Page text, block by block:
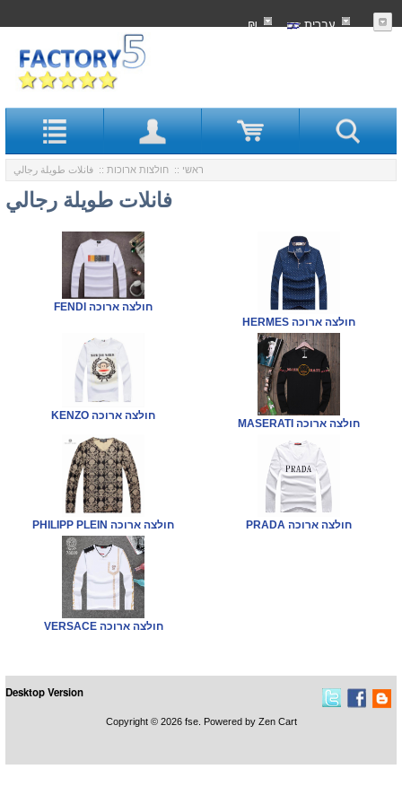
עִברִית ₪
ראשי :: חולצות ארוכות :: فانلات طويلة رجالي
فانلات طويلة رجالي
FENDI חולצה ארוכה
HERMES חולצה ארוכה
KENZO חולצה ארוכה
MASERATI חולצה ארוכה
PHILIPP PLEIN חולצה ארוכה PRADA חולצה ארוכה
VERSACE חולצה ארוכה
Desktop Version
Copyright © 2026 fse. Powered by Zen Cart